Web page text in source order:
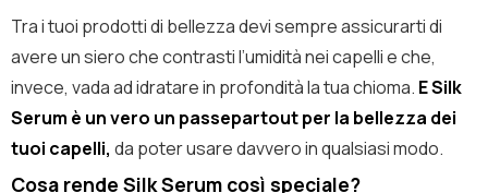
Tra i tuoi prodotti di bellezza devi sempre assicurarti di
avere un siero che contrasti l’umidità nei capelli e che,
invece, vada ad idratare in profondità la tua chioma. E Silk
Serum è un vero un passepartout per la bellezza dei
tuoi capelli, da poter usare davvero in qualsiasi modo.
Cosa rende Silk Serum così speciale?